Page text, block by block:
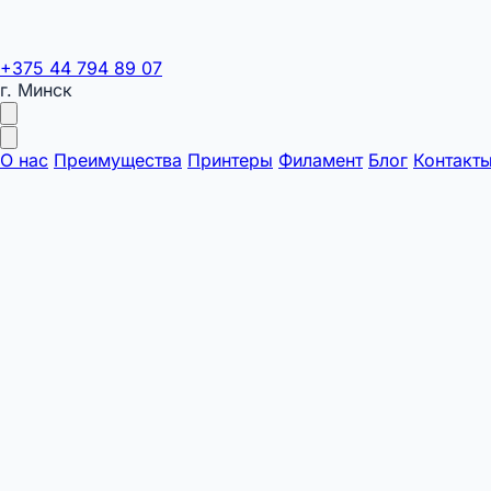
+375 44 794 89 07
г. Минск
О нас Преимущества Принтеры Филамент Блог